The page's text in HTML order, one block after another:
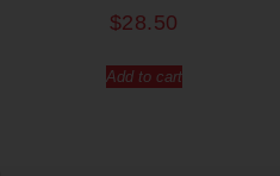
$28.50
Add to cart